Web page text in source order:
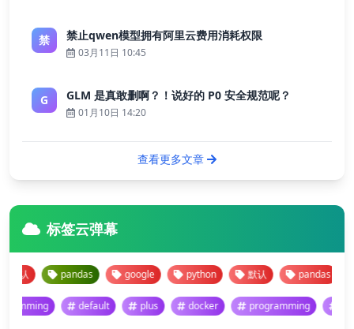
禁 禁止qwen模型拥有阿里云费用消耗权限
03月11日 10:45
G GLM 是真敢删啊？！说好的 P0 安全规范呢？
01月10日 14:20
查看更多文章
标签云弹幕
pandas google python 默认 pandas
programming default plus docker programming